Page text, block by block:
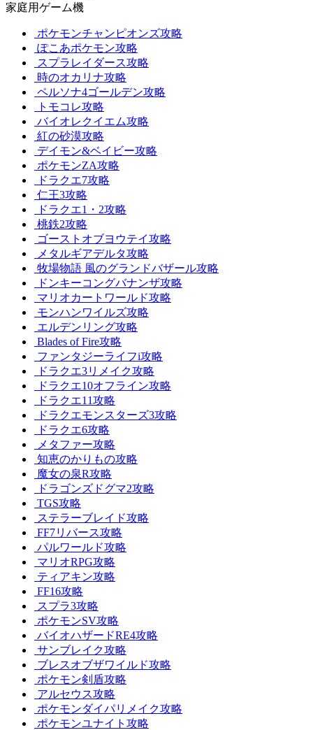
家庭用ゲーム機
ポケモンチャンピオンズ攻略
ぽこあポケモン攻略
スプラレイダース攻略
時のオカリナ攻略
ペルソナ4ゴールデン攻略
トモコレ攻略
バイオレクイエム攻略
紅の砂漠攻略
デイモン&ベイビー攻略
ポケモンZA攻略
ドラクエ7攻略
仁王3攻略
ドラクエ1・2攻略
桃鉄2攻略
ゴーストオブヨウテイ攻略
メタルギアデルタ攻略
牧場物語 風のグランドバザール攻略
ドンキーコングバナンザ攻略
マリオカートワールド攻略
モンハンワイルズ攻略
エルデンリング攻略
Blades of Fire攻略
ファンタジーライフi攻略
ドラクエ3リメイク攻略
ドラクエ10オフライン攻略
ドラクエ11攻略
ドラクエモンスターズ3攻略
ドラクエ6攻略
メタファー攻略
知恵のかりもの攻略
魔女の泉R攻略
ドラゴンズドグマ2攻略
TGS攻略
ステラーブレイド攻略
FF7リバース攻略
パルワールド攻略
マリオRPG攻略
ティアキン攻略
FF16攻略
スプラ3攻略
ポケモンSV攻略
バイオハザードRE4攻略
サンブレイク攻略
ブレスオブザワイルド攻略
ポケモン剣盾攻略
アルセウス攻略
ポケモンダイパリメイク攻略
ポケモンユナイト攻略